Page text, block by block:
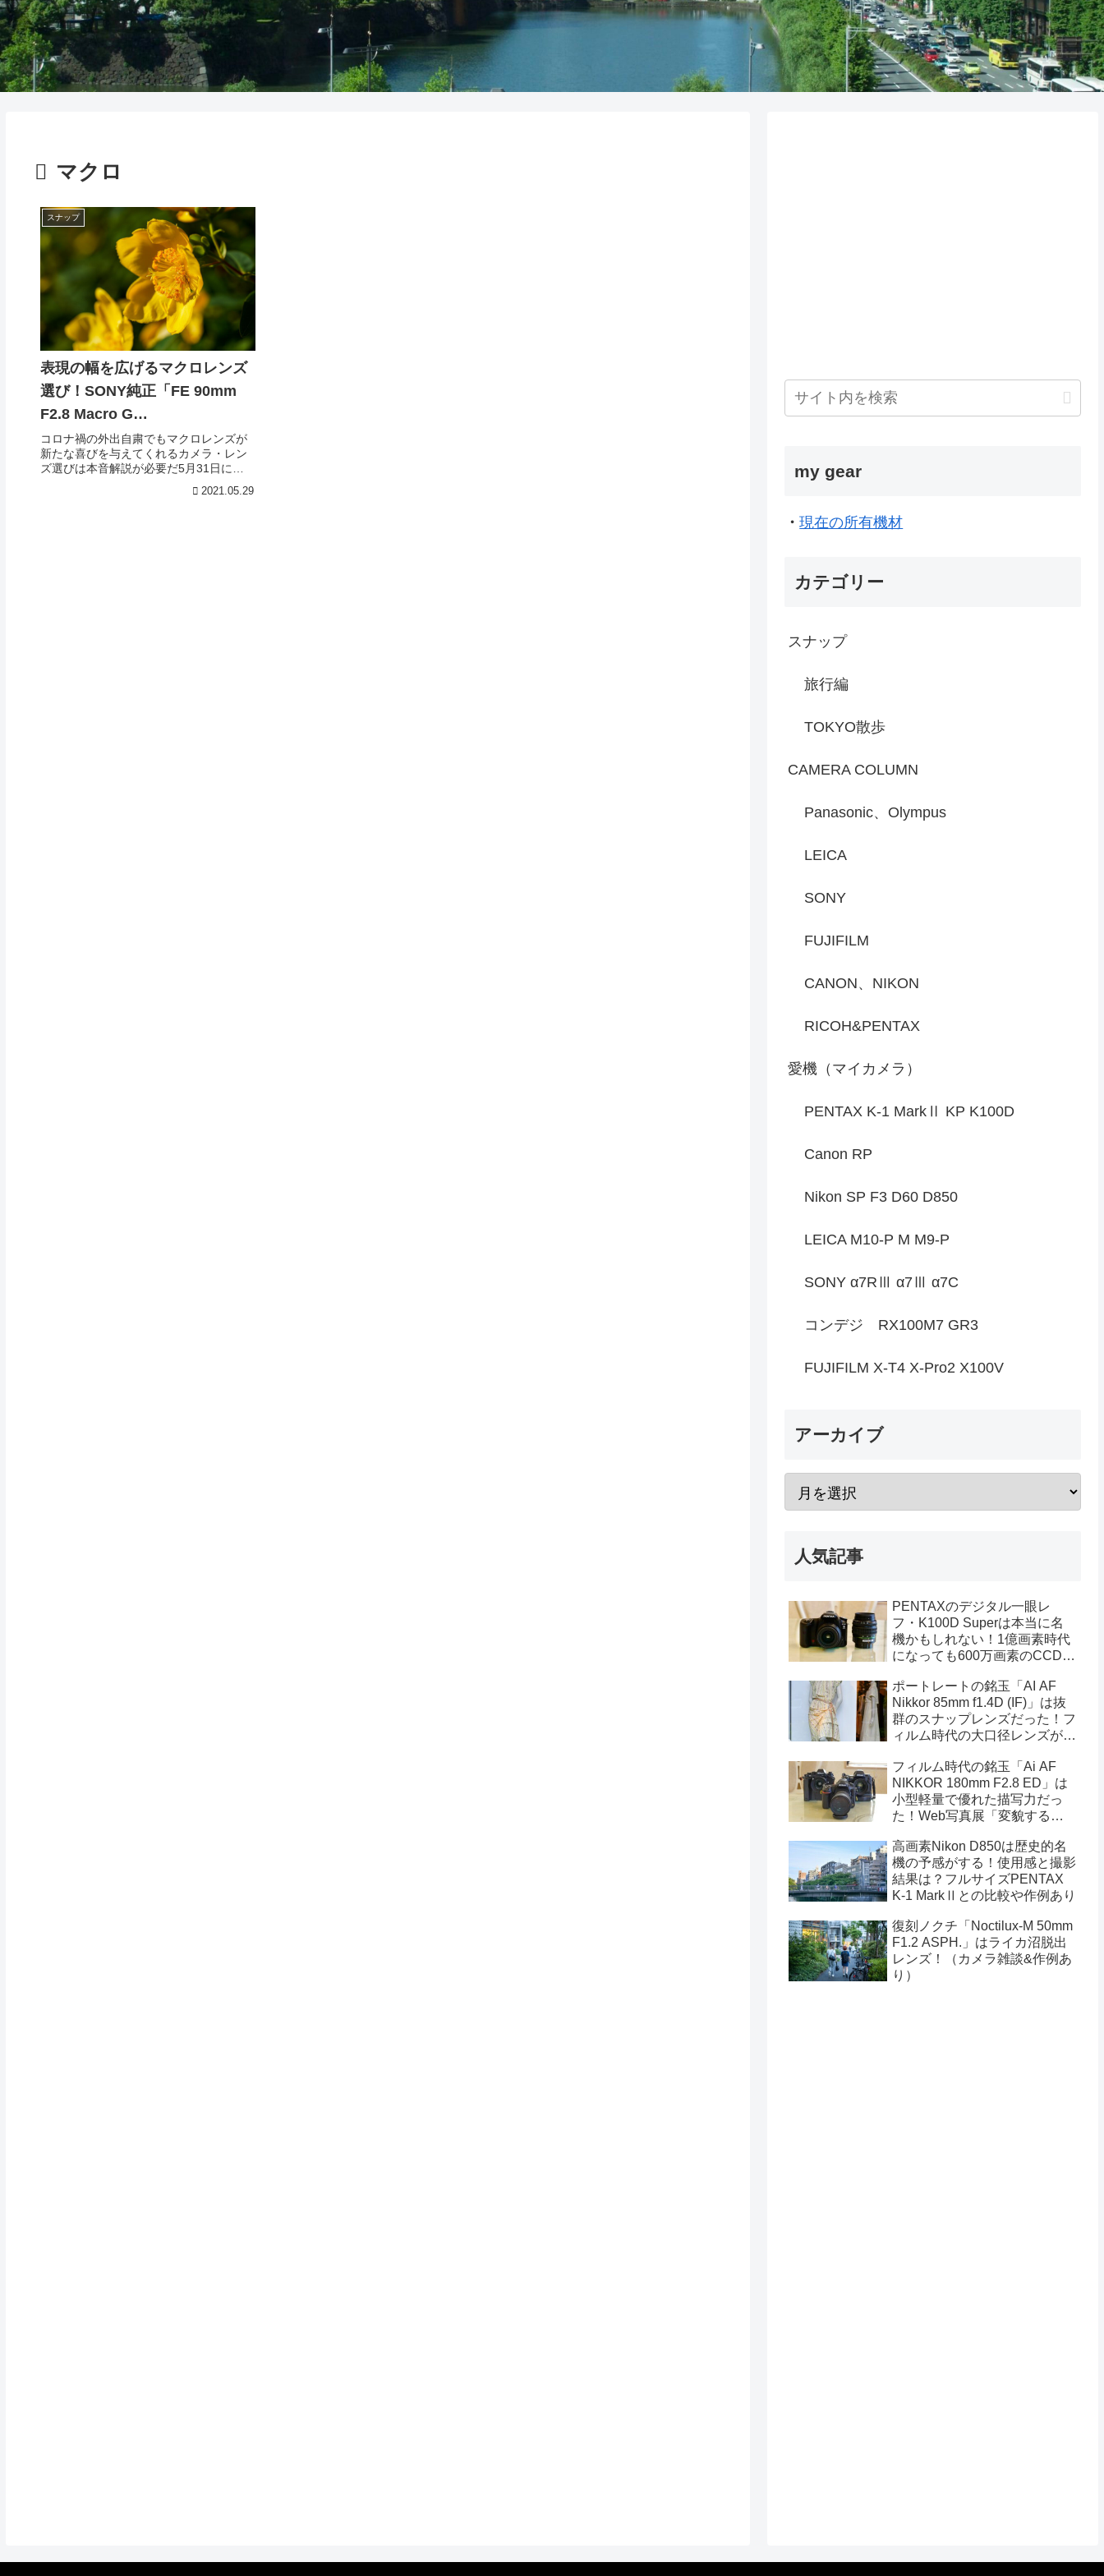
マクロ
スナップ
表現の幅を広げるマクロレンズ
選び！SONY純正「FE 90mm
F2.8 Macro G
OSS（SEL90M28G）」を選択
した理由とは？（作例あり）
コロナ禍の外出自粛でもマクロレンズが
新たな喜びを与えてくれるカメラ・レン
ズ選びは本音解説が必要だ5月31日に期
スの緊急事態宣言。医療体制の懸念や変
2021.05.29
my gear
・現在の所有機材
カテゴリー
スナップ
旅行編
TOKYO散歩
CAMERA COLUMN
Panasonic、Olympus
LEICA
SONY
FUJIFILM
CANON、NIKON
RICOH&PENTAX
愛機（マイカメラ）
PENTAX K-1 MarkⅡ KP K100D
Canon RP
Nikon SP F3 D60 D850
LEICA M10-P M M9-P
SONY α7RⅢ α7Ⅲ α7C
コンデジ RX100M7 GR3
FUJIFILM X-T4 X-Pro2 X100V
アーカイブ
人気記事
PENTAXのデジタル一眼レ
フ・K100D Superは本当に名
機かもしれない！1億画素時代
になっても600万画素のCCDセ
り）
ポートレートの銘玉「AI AF
Nikkor 85mm f1.4D (IF)」は抜
群のスナップレンズだった！フ
ィルム時代の大口径レンズが魅
あり）
フィルム時代の銘玉「Ai AF
NIKKOR 180mm F2.8 ED」は
小型軽量で優れた描写力だっ
た！Web写真展「変貌する渋
高画素Nikon D850は歴史的名
機の予感がする！使用感と撮影
結果は？フルサイズPENTAX
K-1 MarkⅡとの比較や作例あり
復刻ノクチ「Noctilux-M 50mm
F1.2 ASPH.」はライカ沼脱出
レンズ！（カメラ雑談&作例あ
り）